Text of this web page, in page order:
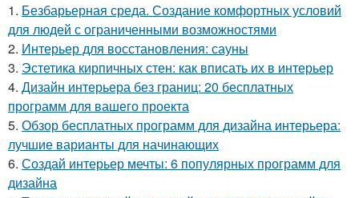
1. Безбарьерная среда. Создание комфортных условий
для людей с ограниченными возможностями
2. Интерьер для восстановления: сауны
3. Эстетика кирпичных стен: как вписать их в интерьер
4. Дизайн интерьера без границ: 20 бесплатных
программ для вашего проекта
5. Обзор бесплатных программ для дизайна интерьера:
лучшие варианты для начинающих
6. Создай интерьер мечты: 6 популярных программ для
дизайна